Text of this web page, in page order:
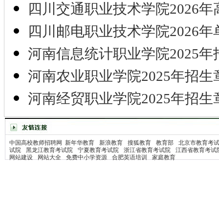
四川交通职业技术学院2026年
四川邮电职业技术学院2026年
河南信息统计职业学院2025年
河南农业职业学院2025年招生
河南经贸职业学院2025年招生
中国高校教师招聘网 新年华教育 新浪教育 搜狐教育 教育部
北京市教育考
试院
黑龙江教育考试院 宁夏教育考试院 浙江省教育考试院
江西省教育考试
网站建设
网站大全 免费中小学资源 合肥英语培训 家庭教育